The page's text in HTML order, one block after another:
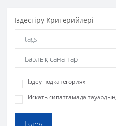
Iздестіру Критерийлері
Іздеу подкатегориях
Искать сипаттамада тауардың